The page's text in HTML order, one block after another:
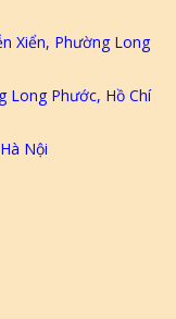
Xiển, Phường Long
Long Phước, Hồ Chí
Nội